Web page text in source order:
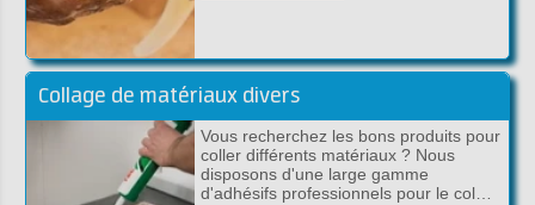
Collage de matériaux divers
Vous recherchez les bons produits pour
coller différents matériaux ? Nous
disposons d'une large gamme
d'adhésifs professionnels pour le col…